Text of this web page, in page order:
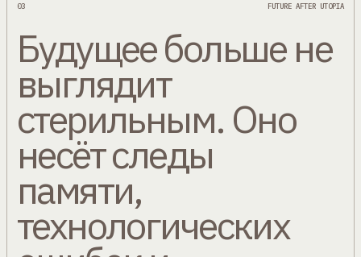
03 FUTURE AFTER UTOPIA
Будущее больше не
выглядит
стерильным. Оно
несёт следы
памяти,
технологических